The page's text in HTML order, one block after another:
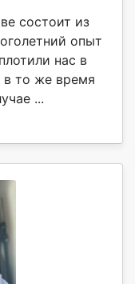
состоит из
опыт
нас в
в то же время
...